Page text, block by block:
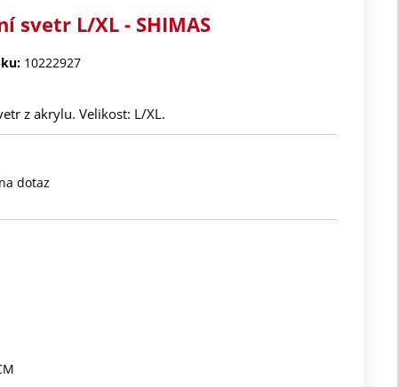
svetr L/XL - SHIMAS
10222927
z akrylu. Velikost: L/XL.
na dotaz